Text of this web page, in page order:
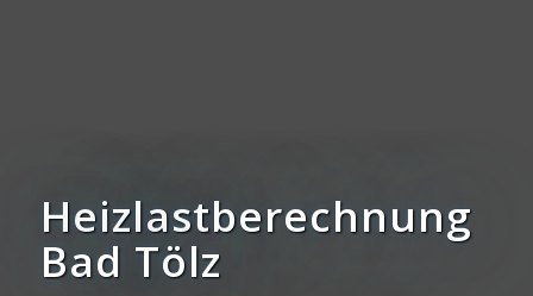
Heizlastberechnung
Bad Tölz